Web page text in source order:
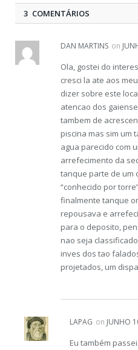
3 COMENTÁRIOS
DAN MARTINS on
Ola, gostei do
cresci la ate aos
dizer sobre este
atencao dos
tambem de
piscina mas sim um
agua parecido com
arrefecimento da
tanque parte de um
“conhecido por
finalmente tanque
repousava e
para o deposito,
nao seja
inves dos tao
projetados, um
LAPAG on JUNHO
Eu também